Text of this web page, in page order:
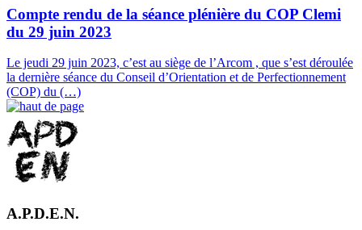
Compte rendu de la séance plénière du COP Clemi
du 29 juin 2023
Le jeudi 29 juin 2023, c’est au siège de l’Arcom , que s’est déroulée
la dernière séance du Conseil d’Orientation et de Perfectionnement
(COP) du (…)
A.P.D.E.N.